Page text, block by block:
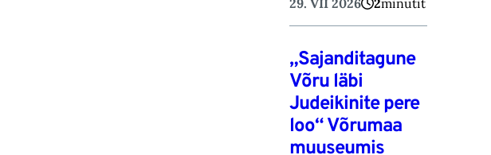
29. VII 2026
2minutit
„Sajanditagune
Võru läbi
Judeikinite pere
loo“ Võrumaa
muuseumis